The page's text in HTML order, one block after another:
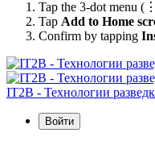
Tap the 3-dot menu
Tap Add to Home
Confirm by tapping
IT2B - Технологии
Войти